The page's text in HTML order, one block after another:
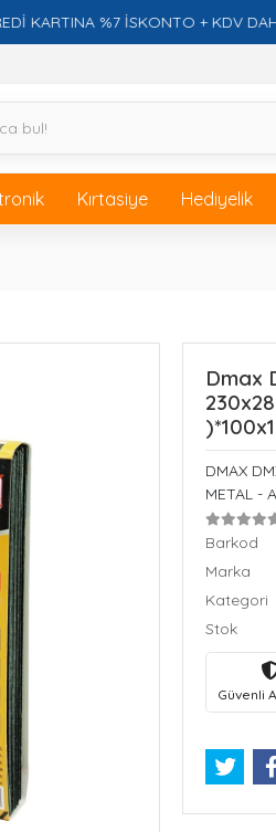
%7 İSKONTO + KDV DAHİL
Kırtasiye Hediyelik
Dmax
DMAX
METAL -
Barkod
Marka
Kategori
Stok
Güvenli